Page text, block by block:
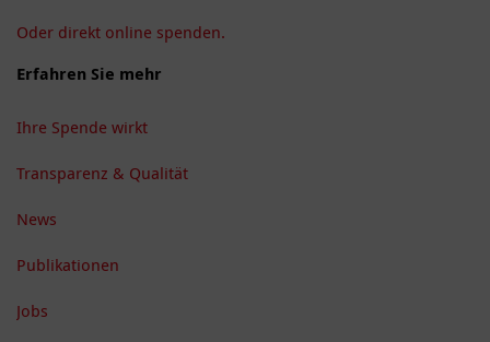
Oder direkt online spenden.
Erfahren Sie mehr
Ihre Spende wirkt
Transparenz & Qualität
News
Publikationen
Jobs